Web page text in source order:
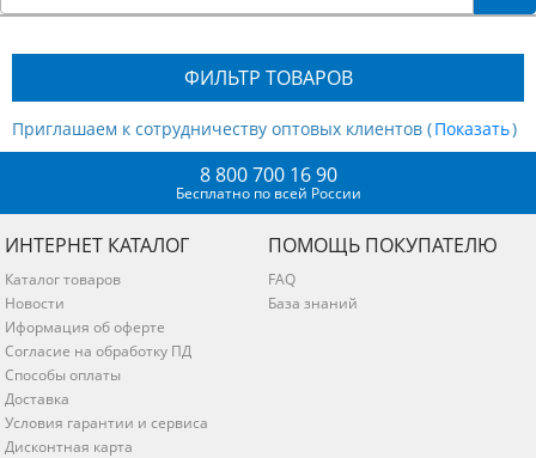
ФИЛЬТР ТОВАРОВ
Приглашаем к сотрудничеству оптовых клиентов ( )
8 800 700 16 90
Бесплатно по всей России
ИНТЕРНЕТ КАТАЛОГ
Каталог товаров
Новости
Иформация об оферте
Согласие на обработку ПД
Способы оплаты
Доставка
Условия гарантии и сервиса
Дисконтная карта
ПОМОЩЬ ПОКУПАТЕЛЮ
FAQ
База знаний